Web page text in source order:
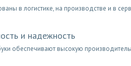
в логистике, на производстве и в
и надежность
обеспечивают высокую